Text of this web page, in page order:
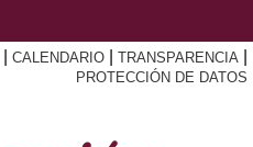
CALENDARIO TRANSPARENCIA
PROTECCIÓN DE DATOS